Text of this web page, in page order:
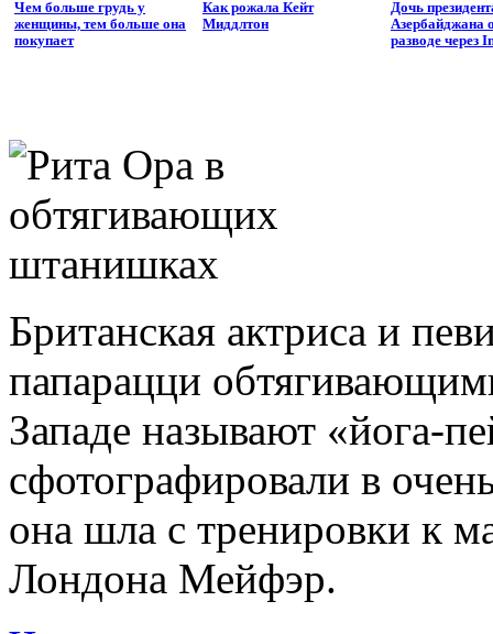
Чем больше грудь у
женщины, тем больше она
покупает
Как рожала Кейт
Миддлтон
Дочь
Азербайджана
разводе через
Британская актриса и
папарацци
Западе называют «йога-
сфотографировали в
она шла с тренировки к
Лондона Мейфэр.